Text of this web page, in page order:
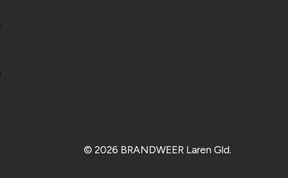
© 2026 BRANDWEER Laren Gld.